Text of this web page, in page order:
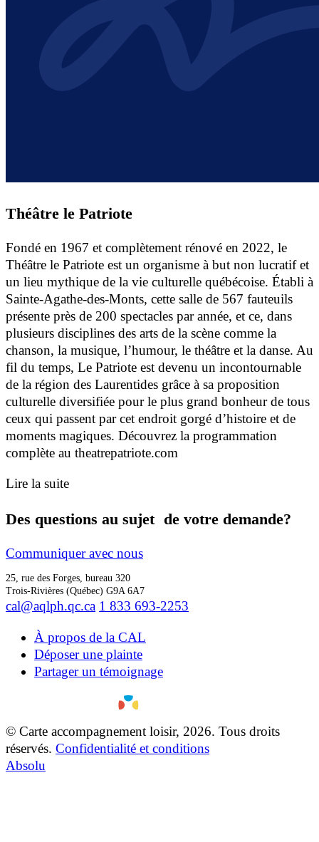
Théâtre le Patriote
Fondé en 1967 et complètement rénové en 2022, le
Théâtre le Patriote est un organisme à but non lucratif et
un lieu mythique de la vie culturelle québécoise. Établi à
Sainte-Agathe-des-Monts, cette salle de 567 fauteuils
présente près de 200 spectacles par année, et ce, dans
plusieurs disciplines des arts de la scène comme la
chanson, la musique, l’humour, le théâtre et la danse. Au
fil du temps, Le Patriote est devenu un incontournable
de la région des Laurentides grâce à sa proposition
culturelle diversifiée pour le plus grand bonheur de tous
ceux qui passent par cet endroit gorgé d’histoire et de
moments magiques. Découvrez la programmation
complète au theatrepatriote.com
Lire la suite
Des questions au sujet de votre demande?
Communiquer avec nous
25, rue des Forges, bureau 320
Trois-Rivières (Québec) G9A 6A7
cal@aqlph.qc.ca 1 833 693-2253
À propos de la CAL
Déposer une plainte
Partager un témoignage
© Carte accompagnement loisir, 2026. Tous droits
réservés. Confidentialité et conditions
Absolu